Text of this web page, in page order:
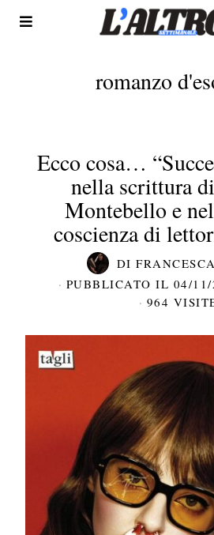
romanzo
Ecco cosa…
nella scrittura
Montebello e
coscienza di
DI
PUBBLICATO IL 04/11/
964